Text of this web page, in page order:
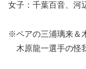
女子：千葉百音、河
※ペアの三浦璃来＆
木原龍一選手の怪